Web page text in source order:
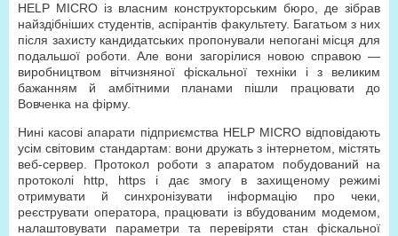
HELP MICRO із власним конструкторським бюро, де зібрав
найздібніших студентів, аспірантів факультету. Багатьом з них
після захисту кандидатських пропонували непогані місця для
подальшої роботи. Але вони загорілися новою справою —
виробництвом вітчизняної фіскальної техніки і з великим
бажанням й амбітними планами пішли працювати до
Вовченка на фірму.
Нині касові апарати підприємства HELP MICRO відповідають
усім світовим стандартам: вони дружать з інтернетом, містять
веб-сервер. Протокол роботи з апаратом побудований на
протоколі http, https і дає змогу в захищеному режимі
отримувати й синхронізувати інформацію про чеки,
реєструвати оператора, працювати із вбудованим модемом,
налаштовувати параметри та перевіряти стан фіскальної